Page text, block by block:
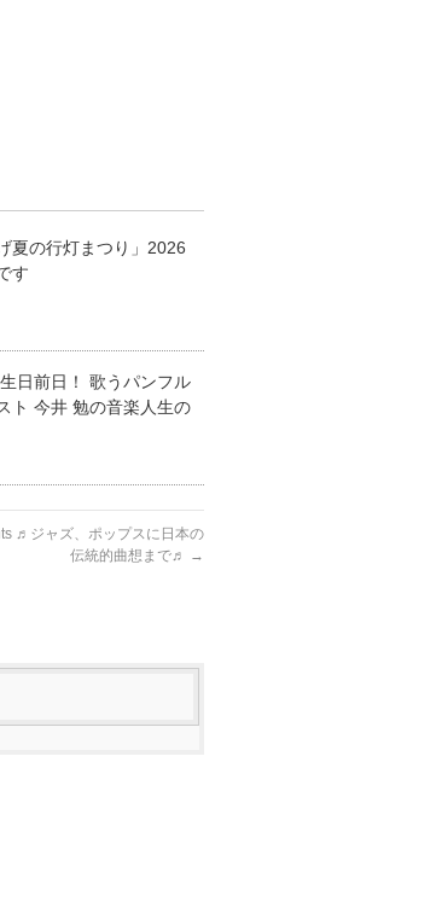
夏の行灯まつり」2026
す
日前日！ 歌うパンフル
ト 今井 勉の音楽人生の
♬ジャズ、ポップスに日本の
伝統的曲想まで♬
→